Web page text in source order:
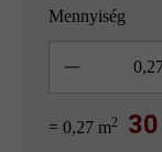
Mennyiség
= 0,27 m2